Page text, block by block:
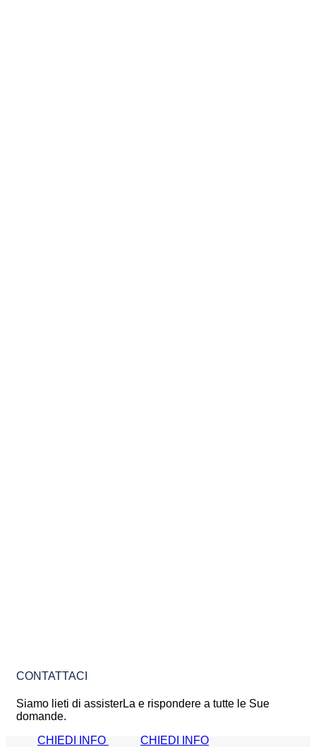
CONTATTACI
Siamo lieti di assisterLa e rispondere a tutte le Sue
domande.
CHIEDI INFO
CHIEDI INFO